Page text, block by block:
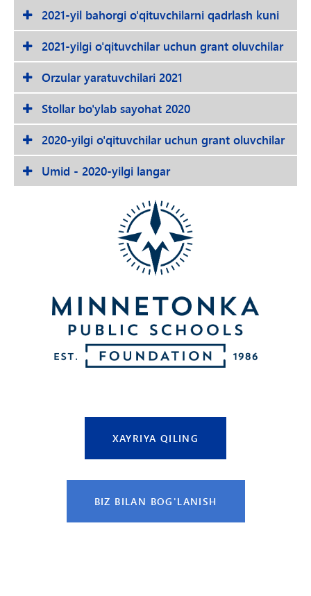
2021-yil bahorgi o'qituvchilarni qadrlash kuni
2021-yilgi o'qituvchilar uchun grant oluvchilar
Orzular yaratuvchilari 2021
Stollar bo'ylab sayohat 2020
2020-yilgi o'qituvchilar uchun grant oluvchilar
Umid - 2020-yilgi langar
XAYRIYA QILING
BIZ BILAN BOG'LANISH